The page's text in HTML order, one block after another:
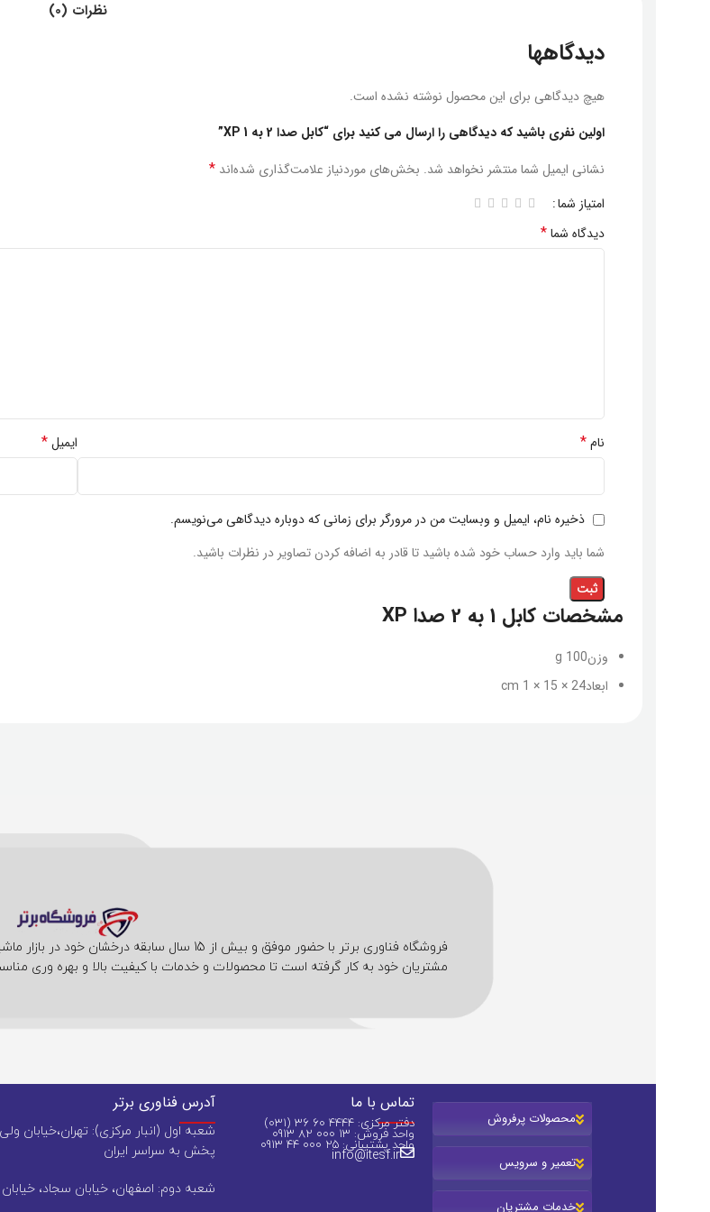
نظرات (0)
دیدگاهها
هیچ دیدگاهی برای این محصول نوشته نشده است.
اولین نفری باشید که دیدگاهی را ارسال می کنید برای “کابل صدا 2 به 1 XP”
نشانی ایمیل شما منتشر نخواهد شد. بخش‌های موردنیاز علامت‌گذاری شده‌اند*
امتیاز شما
دیدگاه شما*
نام* ایمیل*
ذخیره نام، ایمیل و وبسایت من در مرورگر برای زمانی که دوباره دیدگاهی می‌نویسم.
شما باید وارد حساب خود شده باشید تا قادر به اضافه کردن تصاویر در نظرات باشید.
مشخصات کابل 1 به 2 صدا XP
وزن100 g
ابعاد24 × 15 × 1 cm
فروشگاه فناوری برتر با حضور موفق و بیش از 15 سال
مشتریان خود به کار گرفته است تا محصولات و خدمات با کیفیت بالا و بهره وری مناسب
محصولات پرفروش
تعمیر و سرویس
خدمات مشتریان
تماس با ما
دفتر مرکزی: 4444 60 36 (031)
واحد فروش: 13 000 82 0913
واحد پشتیبانی: 25 000 44 0913
info@itesf.ir
آدرس فناوری برتر
شعبه اول (انبار مرکزی): تهران،خیابان
پخش به سراسر ایران
شعبه دوم: اصفهان، خیابان سجاد، خیابان